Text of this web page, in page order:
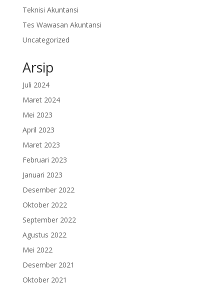
Teknisi Akuntansi
Tes Wawasan Akuntansi
Uncategorized
Arsip
Juli 2024
Maret 2024
Mei 2023
April 2023
Maret 2023
Februari 2023
Januari 2023
Desember 2022
Oktober 2022
September 2022
Agustus 2022
Mei 2022
Desember 2021
Oktober 2021